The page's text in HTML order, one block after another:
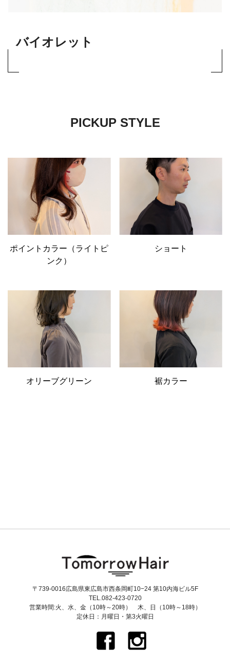
バイオレット
PICKUP STYLE
ポイントカラー（ライトピ
ンク）
ショート
オリーブグリーン 裾カラー
〒739-0016広島県東広島市西条岡町10−24 第10内海ビル5F
TEL.082-423-0720
営業時間:火、水、金（10時～20時） 木、日（10時～18時）
定休日：月曜日・第3火曜日